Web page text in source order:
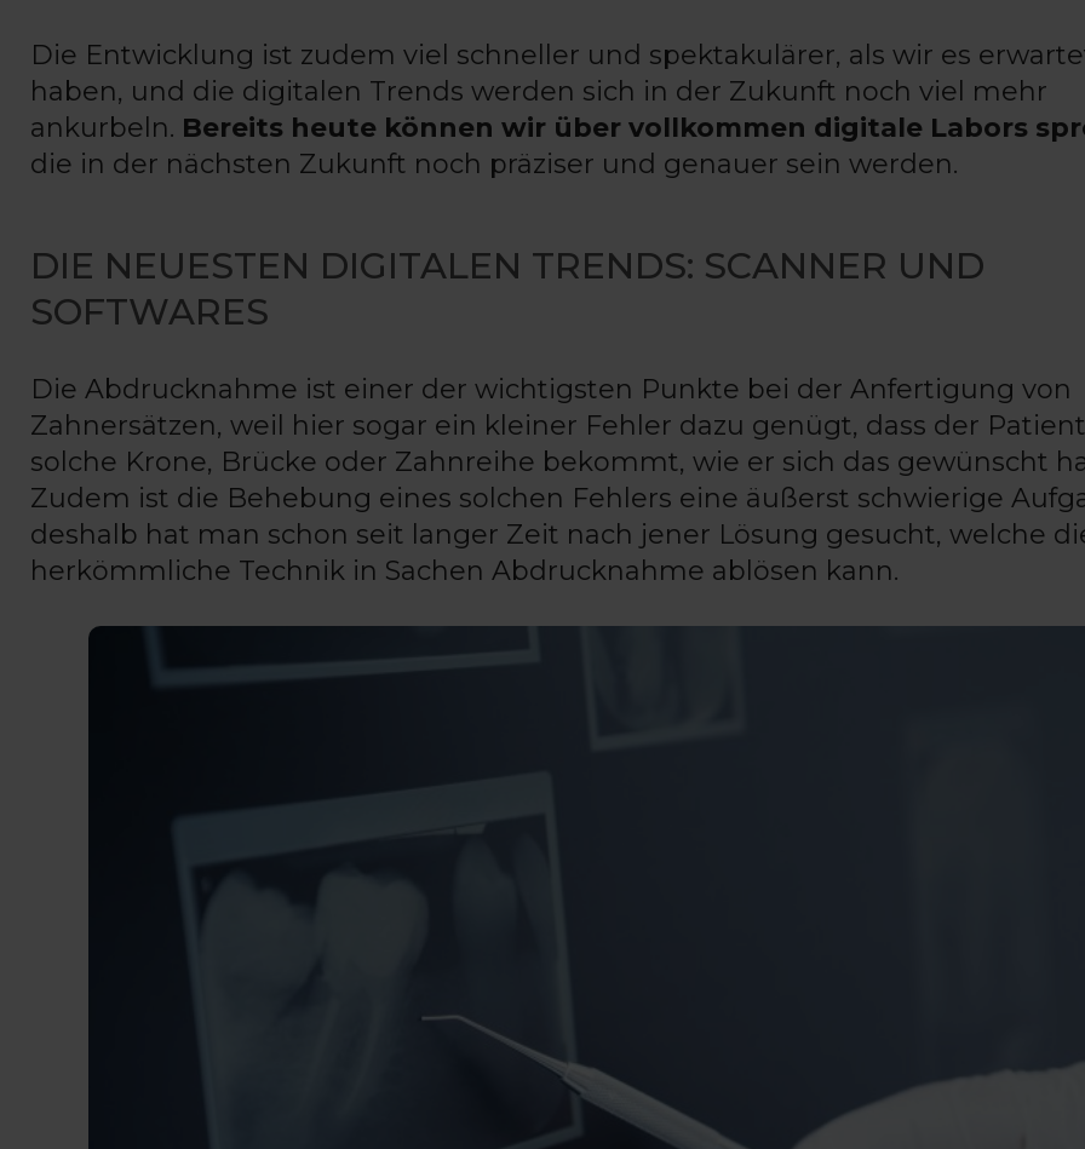
Die Entwicklung ist zudem viel schneller und spektakulärer, als wir es
haben, und die digitalen Trends werden sich in der Zukunft noch viel mehr
ankurbeln. Bereits heute können wir über vollkommen digitale Labors
die in der nächsten Zukunft noch präziser und genauer sein werden.
DIE NEUESTEN DIGITALEN TRENDS: SCANNER UND
SOFTWARES
Die Abdrucknahme ist einer der wichtigsten Punkte bei der Anfertigung von
Zahnersätzen, weil hier sogar ein kleiner Fehler dazu genügt, dass der
solche Krone, Brücke oder Zahnreihe bekommt, wie er sich das gewünscht
Zudem ist die Behebung eines solchen Fehlers eine äußerst schwierige
deshalb hat man schon seit langer Zeit nach jener Lösung gesucht, welche
herkömmliche Technik in Sachen Abdrucknahme ablösen kann.